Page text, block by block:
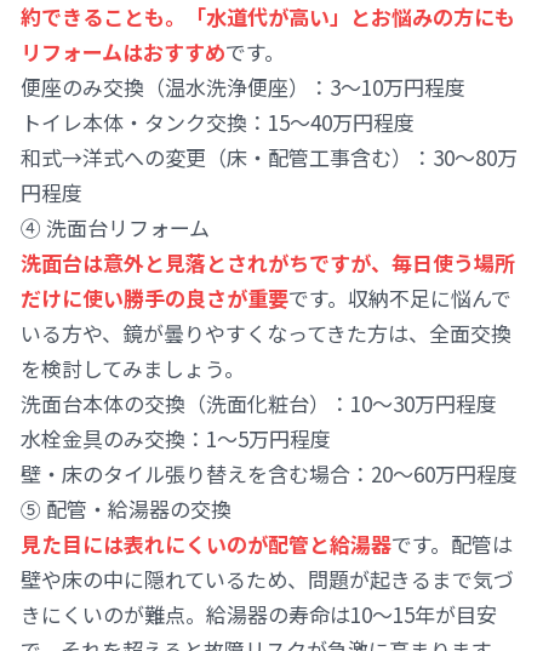
約できることも。「水道代が高い」とお悩みの方にも
リフォームはおすすめです。
便座のみ交換（温水洗浄便座）：3〜10万円程度
トイレ本体・タンク交換：15〜40万円程度
和式→洋式への変更（床・配管工事含む）：30〜80万
円程度
④ 洗面台リフォーム
洗面台は意外と見落とされがちですが、毎日使う場所
だけに使い勝手の良さが重要です。収納不足に悩んで
いる方や、鏡が曇りやすくなってきた方は、全面交換
を検討してみましょう。
洗面台本体の交換（洗面化粧台）：10〜30万円程度
水栓金具のみ交換：1〜5万円程度
壁・床のタイル張り替えを含む場合：20〜60万円程度
⑤ 配管・給湯器の交換
見た目には表れにくいのが配管と給湯器です。配管は
壁や床の中に隠れているため、問題が起きるまで気づ
きにくいのが難点。給湯器の寿命は10〜15年が目安